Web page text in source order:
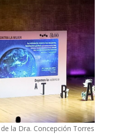
la Dra. Concepción Torres